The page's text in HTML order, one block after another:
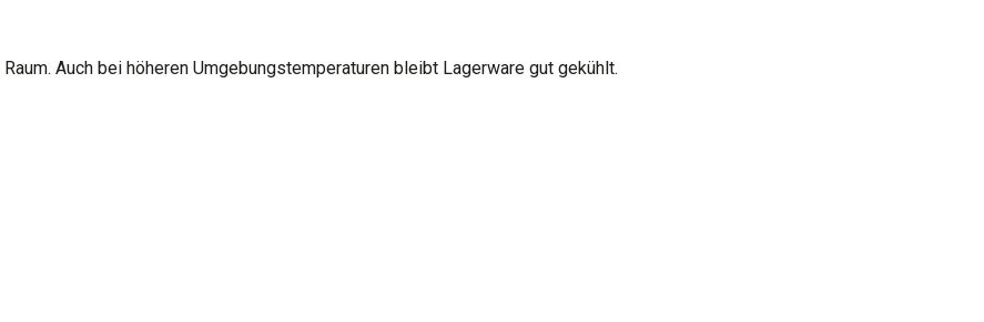
Auch bei höheren Umgebungstemperaturen bleibt Lagerware gut gekühlt.